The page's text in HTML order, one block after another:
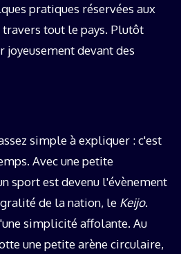
pratiques réservées aux
tout le pays. Plutôt
joyeusement devant des
simple à expliquer : c'est
Avec une petite
sport est devenu l'évènement
de la nation, le Keijo.
simplicité affolante. Au
une petite arène circulaire,